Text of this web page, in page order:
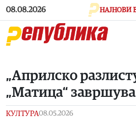
Skip to main content
08.08.2026 НАЈНОВИ
„Априлско
„Матица“
КУЛТУРА08.05.2026